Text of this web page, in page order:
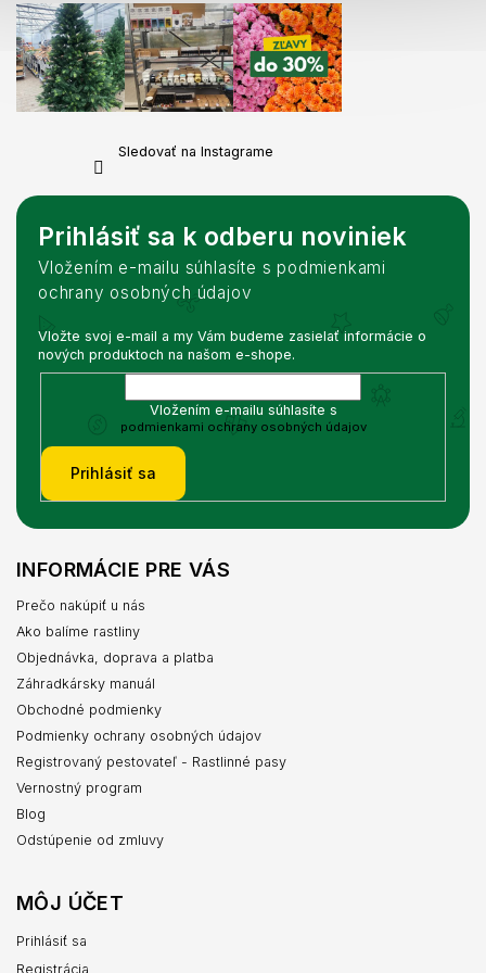
Sledovať na Instagrame
Prihlásiť sa k odberu noviniek
Vložením e-mailu súhlasíte s podmienkami
ochrany osobných údajov
Vložte svoj e-mail a my Vám budeme zasielať informácie o
nových produktoch na našom e-shope.
Vložením e-mailu súhlasíte s
podmienkami ochrany osobných údajov
Prihlásiť sa
INFORMÁCIE PRE VÁS
Prečo nakúpiť u nás
Ako balíme rastliny
Objednávka, doprava a platba
Záhradkársky manuál
Obchodné podmienky
Podmienky ochrany osobných údajov
Registrovaný pestovateľ - Rastlinné pasy
Vernostný program
Blog
Odstúpenie od zmluvy
MÔJ ÚČET
Prihlásiť sa
Registrácia